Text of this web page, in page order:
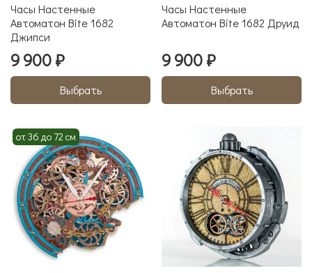
Часы Настенные
Автоматон Bite 1682
Джипси
9 900 ₽
Выбрать
Часы Настенные
Автоматон Bite 1682 Друид
9 900 ₽
Выбрать
от 36 до 72 см